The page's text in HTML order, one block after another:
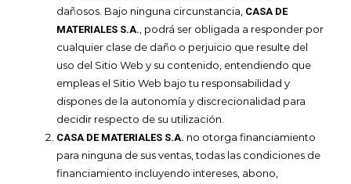
dañosos. Bajo ninguna circunstancia, CASA DE
MATERIALES S.A. , podrá ser obligada a responder por
cualquier clase de daño o perjuicio que resulte del
uso del Sitio Web y su contenido, entendiendo que
empleas el Sitio Web bajo tu responsabilidad y
dispones de la autonomía y discrecionalidad para
decidir respecto de su utilización.
CASA DE MATERIALES S.A. no otorga financiamiento
para ninguna de sus ventas, todas las condiciones de
financiamiento incluyendo intereses, abono,